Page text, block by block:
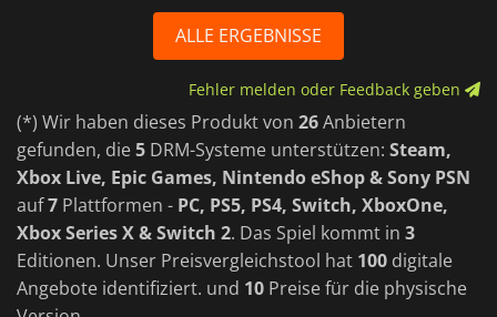
ALLE ERGEBNISSE
Fehler melden oder Feedback geben
(*) Wir haben dieses Produkt von 26Anbietern
gefunden, die5 DRM-Systeme unterstützen: Steam,
Xbox Live, Epic Games, Nintendo eShop & Sony PSN
auf7 Plattformen - PC, PS5, PS4, Switch, XboxOne,
Xbox Series X & Switch 2. Das Spiel kommt in 3
Editionen. Unser Preisvergleichstool hat 100 digitale
Angebote identifiziert. und 10 Preise für die physische